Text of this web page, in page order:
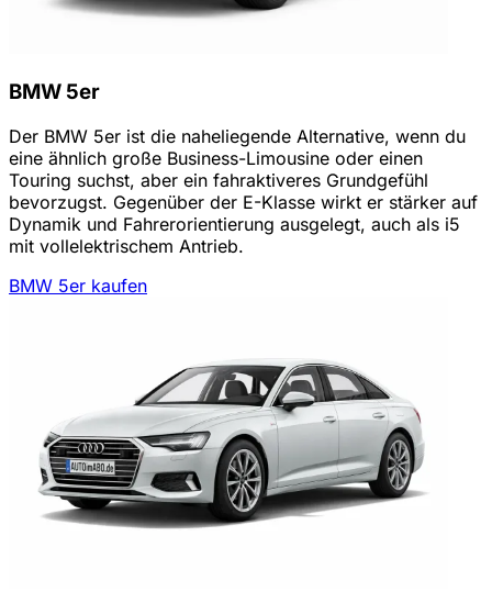
BMW 5er
Der BMW 5er ist die naheliegende Alternative, wenn du
eine ähnlich große Business-Limousine oder einen
Touring suchst, aber ein fahraktiveres Grundgefühl
bevorzugst. Gegenüber der E-Klasse wirkt er stärker auf
Dynamik und Fahrerorientierung ausgelegt, auch als i5
mit vollelektrischem Antrieb.
BMW 5er kaufen